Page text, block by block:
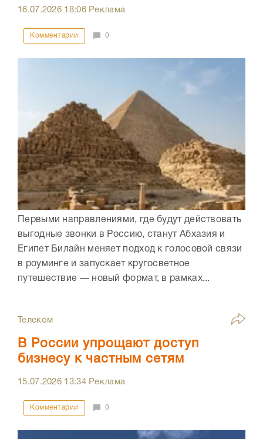
16.07.2026 18:06Реклама
Комментарии 0
Первыми направлениями, где будут действовать
выгодные звонки в Россию, станут Абхазия и
Египет Билайн меняет подход к голосовой связи
в роуминге и запускает кругосветное
путешествие — новый формат, в рамках...
Телеком
В России упрощают доступ
бизнесу к частным сетям
15.07.2026 13:34Реклама
Комментарии 0